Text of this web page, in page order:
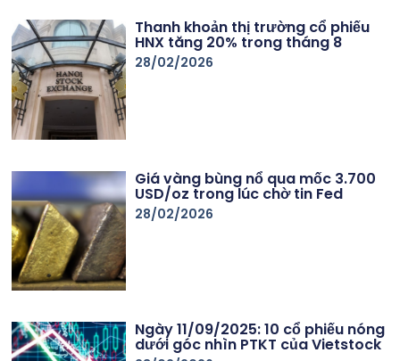
Thanh khoản thị trường cổ phiếu
HNX tăng 20% trong tháng 8
28/02/2026
Giá vàng bùng nổ qua mốc 3.700
USD/oz trong lúc chờ tin Fed
28/02/2026
Ngày 11/09/2025: 10 cổ phiếu nóng
dưới góc nhìn PTKT của Vietstock